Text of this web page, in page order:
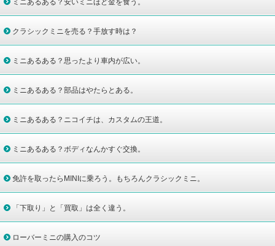
クラシックミニを売る？手放す時は？
ミニあるある？思ったより車内が広い。
ミニあるある？部品はやたらとある。
ミニあるある？ニコイチは、カスタムの王道。
ミニあるある？ボディなんかすぐ交換。
免許を取ったらMINIに乗ろう。もちろんクラシックミニ。
「下取り」と「買取」は全く違う。
ローバーミニの購入のコツ